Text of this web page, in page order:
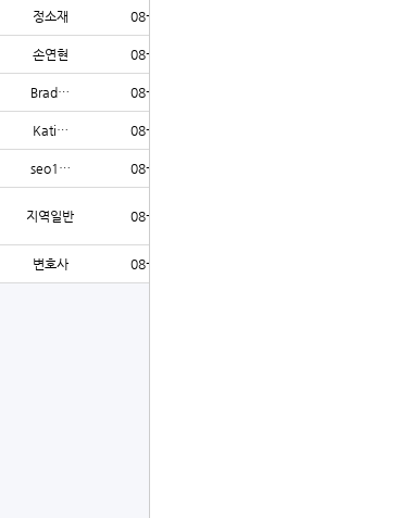
정소재 08-07
손연현 08-07
Brad… 08-07
Kati… 08-07
seo1… 08-06
지역일반 08-06
변호사 08-06